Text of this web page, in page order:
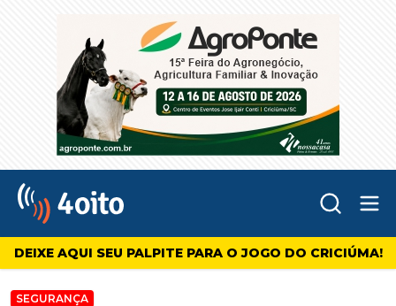
4oito
DEIXE AQUI SEU PALPITE PARA O JOGO DO CRICIÚMA!
SEGURANÇA